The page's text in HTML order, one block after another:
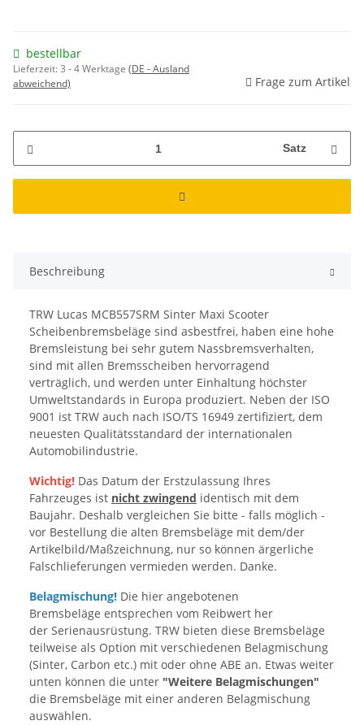
bestellbar
Lieferzeit:3 - 4 Werktage (DE - Ausland
abweichend)
Frage zum Artikel
Satz
Beschreibung
TRW Lucas MCB557SRM Sinter Maxi Scooter
Scheibenbremsbeläge sind asbestfrei, haben eine hohe
Bremsleistung bei sehr gutem Nassbremsverhalten,
sind mit allen Bremsscheiben hervorragend
verträglich, und werden unter Einhaltung höchster
Umweltstandards in Europa produziert. Neben der ISO
9001 ist TRW auch nach ISO/TS 16949 zertifiziert, dem
neuesten Qualitätsstandard der internationalen
Automobilindustrie.
Wichtig! Das Datum der Erstzulassung Ihres
Fahrzeuges ist nicht zwingend identisch mit dem
Baujahr. Deshalb vergleichen Sie bitte - falls möglich -
vor Bestellung die alten Bremsbeläge mit dem/der
Artikelbild/Maßzeichnung, nur so können ärgerliche
Falschlieferungen vermieden werden. Danke.
Belagmischung! Die hier angebotenen
Bremsbeläge entsprechen vom Reibwert her
der Serienausrüstung. TRW bieten diese Bremsbeläge
teilweise als Option mit verschiedenen Belagmischung
(Sinter, Carbon etc.) mit oder ohne ABE an. Etwas weiter
unten können die unter "Weitere Belagmischungen"
die Bremsbeläge mit einer anderen Belagmischung
auswählen.